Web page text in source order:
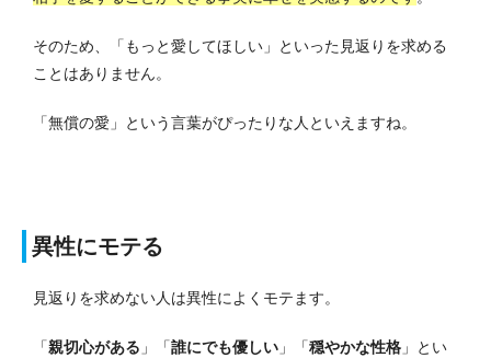
そのため、「もっと愛してほしい」といった見返りを求める
ことはありません。
「無償の愛」という言葉がぴったりな人といえますね。
異性にモテる
見返りを求めない人は異性によくモテます。
「親切心がある 」「誰にでも優しい 」「穏やかな性格 」とい